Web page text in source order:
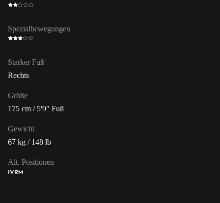
Spezialbewegungen
Starker Fuß
Rechts
Größe
175 cm / 5'9" Fuß
Gewicht
67 kg / 148 lb
Alt. Positionen
IVRM